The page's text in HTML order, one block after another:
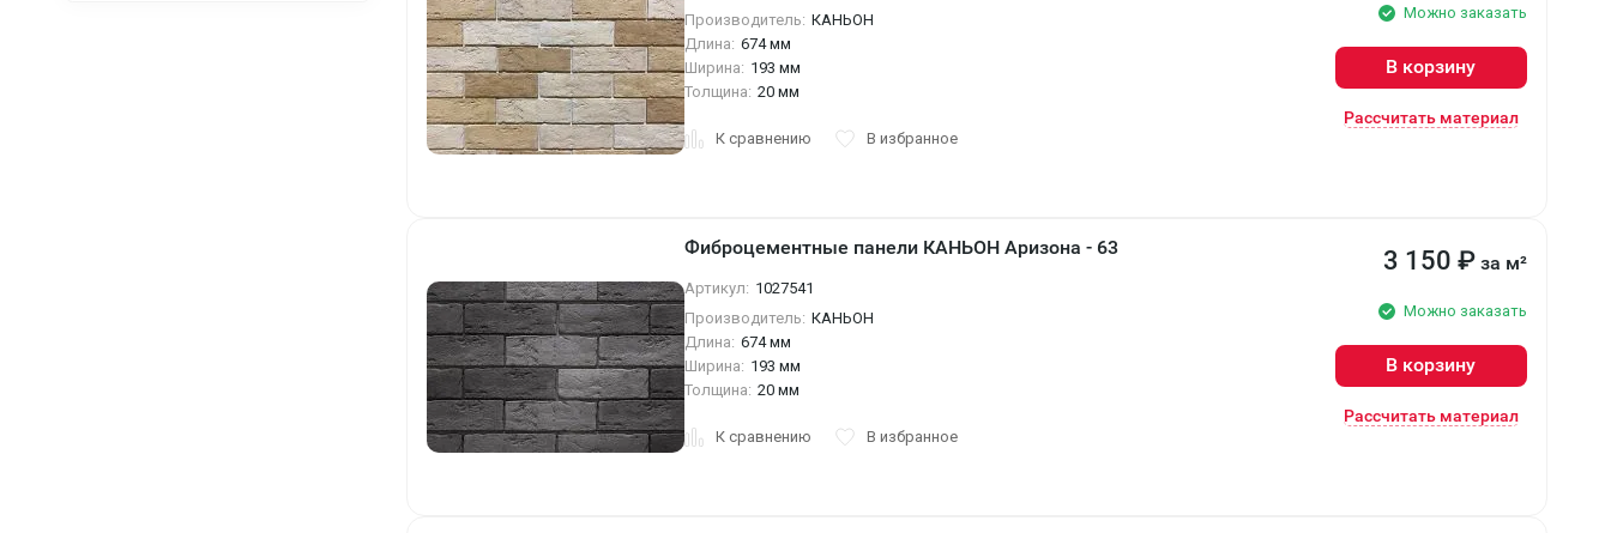
Производитель: КАНЬОН
Длина: 674 мм
Ширина: 193 мм
Толщина: 20 мм
К сравнению В избранное
Можно заказать
В корзину
Рассчитать материал
Фиброцементные панели КАНЬОН Аризона - 63
Артикул: 1027541
Производитель: КАНЬОН
Длина: 674 мм
Ширина: 193 мм
Толщина: 20 мм
К сравнению В избранное
3 150 ₽ за м²
Можно заказать
В корзину
Рассчитать материал